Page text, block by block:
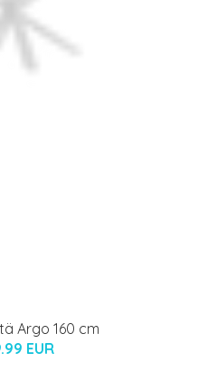
Argo 160 cm
EUR